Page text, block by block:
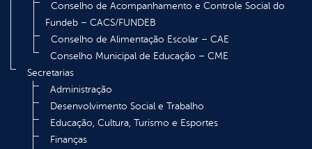
Conselho de Acompanhamento e Controle Social do
Fundeb – CACS/FUNDEB
Conselho de Alimentação Escolar – CAE
Conselho Municipal de Educação – CME
Secretarias
Administração
Desenvolvimento Social e Trabalho
Educação, Cultura, Turismo e Esportes
Finanças